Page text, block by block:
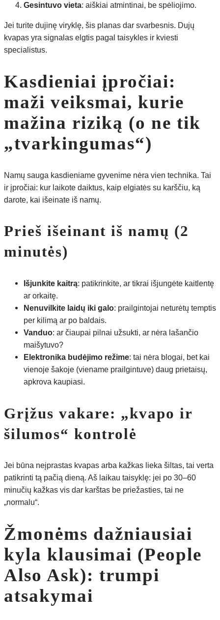
Gesintuvo vieta: aiškiai atmintinai, be spėliojimo.
Jei turite dujinę viryklę, šis planas dar svarbesnis. Dujų
kvapas yra signalas elgtis pagal taisykles ir kviesti
specialistus.
Kasdieniai įpročiai:
maži veiksmai, kurie
mažina riziką (o ne tik
„tvarkingumas“)
Namų sauga kasdieniame gyvenime nėra vien technika. Tai
ir įpročiai: kur laikote daiktus, kaip elgiatės su karščiu, ką
darote, kai išeinate iš namų.
Prieš išeinant iš namų (2
minutės)
Išjunkite kaitrą: patikrinkite, ar tikrai išjungėte kaitlentę
ar orkaitę.
Nenuvilkite laidų iki galo: prailgintojai neturėtų temptis
per kilimą ar po baldais.
Vanduo: ar čiaupai pilnai užsukti, ar nėra lašančio
maišytuvo?
Elektronika budėjimo režime: tai nėra blogai, bet kai
vienoje šakoje (viename prailgintuve) daug prietaisų,
apkrova kaupiasi.
Grįžus vakare: „kvapo ir
šilumos“ kontrolė
Jei būna neįprastas kvapas arba kažkas lieka šiltas, tai verta
patikrinti tą pačią dieną. Aš laikau taisyklę: jei po 30–60
minučių kažkas vis dar karštas be priežasties, tai ne
„normalu“.
Žmonėms dažniausiai
kyla klausimai (People
Also Ask): trumpi
atsakymai